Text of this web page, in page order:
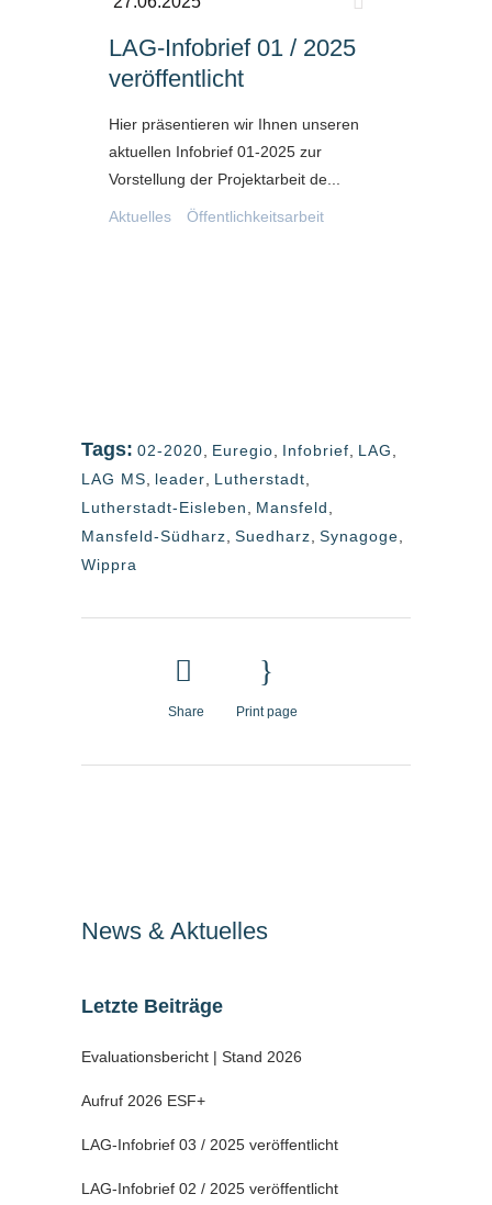
LAG-Infobrief 01 / 2025
veröffentlicht
Hier präsentieren wir Ihnen unseren
aktuellen Infobrief 01-2025 zur
Vorstellung der Projektarbeit de...
Aktuelles Öffentlichkeitsarbeit
Tags: 02-2020 Euregio Infobrief LAG
LAG MS
leader Lutherstadt
Lutherstadt-Eisleben
Mansfeld
Mansfeld-Südharz Suedharz Synagoge
Wippra
Share Print page
News & Aktuelles
Letzte Beiträge
Evaluationsbericht | Stand 2026
Aufruf 2026 ESF+
LAG-Infobrief 03 / 2025 veröffentlicht
LAG-Infobrief 02 / 2025 veröffentlicht